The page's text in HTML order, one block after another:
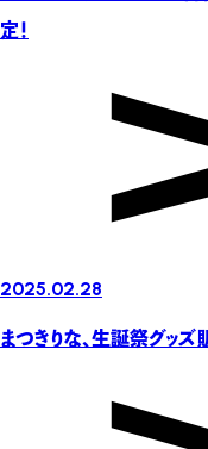
定！
2025.02.28
まつきりな、生誕祭グッズ